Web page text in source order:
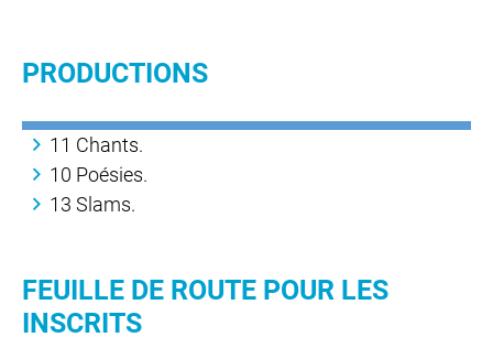
PRODUCTIONS
11 Chants.
10 Poésies.
13 Slams.
FEUILLE DE ROUTE POUR LES
INSCRITS